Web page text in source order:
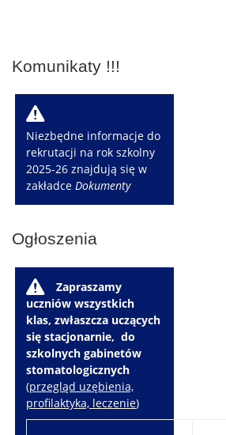
Komunikaty !!!
W
Niezbędne informacje do
rekrutacji na rok szkolny
2025-26 znajdują się w
zakładceDokumenty
Ogłoszenia
W
Zapraszamy
uczniów wszystkich
klas, zwłaszcza uczących
się stacjonarnie, do
szkolnych gabinetów
stomatologicznych
(przegląd uzębienia,
profilaktyka, leczenie)